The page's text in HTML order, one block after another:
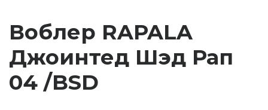
Воблер RAPALA
Джоинтед Шэд Рап
04 /BSD